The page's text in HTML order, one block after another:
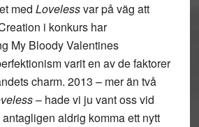
med Lovelessvar på väg att
i konkurs har
My Bloody Valentines
varit en av de faktorer
charm. 2013 – mer än två
– hade vi ju vant oss vid
aldrig komma ett nytt